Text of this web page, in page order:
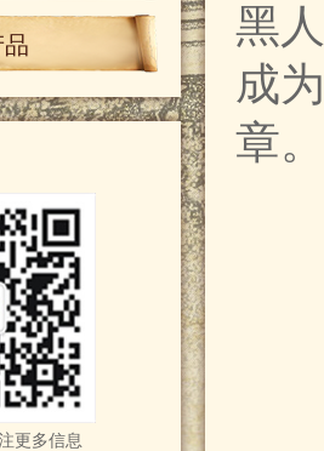
更多信息
黑
成
章。